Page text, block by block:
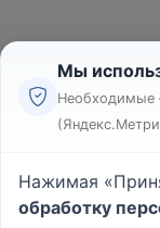
Мы
Необходимые
Нажимая
обработку